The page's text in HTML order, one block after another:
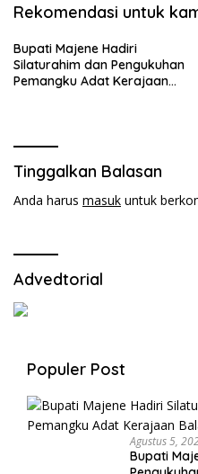
Rekomendasi untuk
Bupati Majene Hadiri
Silaturahim dan Pengukuhan
Pemangku Adat Kerajaan
Tinggalkan Balasan
Anda harus masuk untuk
Advedtorial
Populer Post
Agustus 5,
Bupati